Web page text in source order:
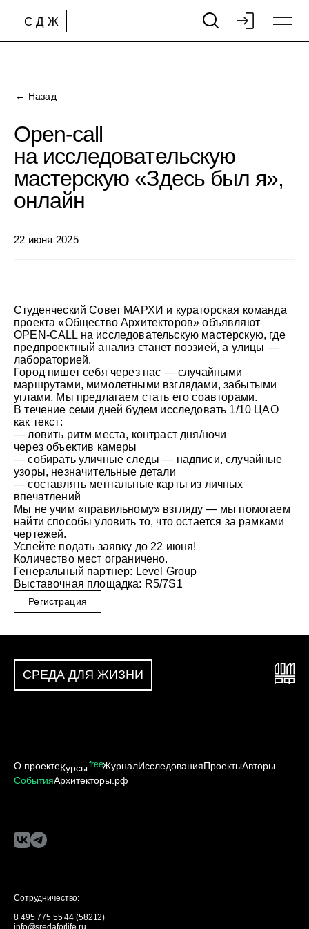
С Д Ж
← Назад
Open-call
на исследовательскую
мастерскую «Здесь был я»,
онлайн
22 июня 2025
Студенческий Совет МАРХИ и кураторская команда
проекта «Общество Архитекторов» объявляют
OPEN-CALL на исследовательскую мастерскую, где
предпроектный анализ станет поэзией, а улицы —
лабораторией.
Город пишет себя через нас — случайными
маршрутами, мимолетными взглядами, забытыми
углами. Мы предлагаем стать его соавторами.
В течение семи дней будем исследовать 1/10 ЦАО
как текст:
— ловить ритм места, контраст дня/ночи
через объектив камеры
— собирать уличные следы — надписи, случайные
узоры, незначительные детали
— составлять ментальные карты из личных
впечатлений
Мы не учим «правильному» взгляду — мы помогаем
найти способы уловить то, что остается за рамками
чертежей.
Успейте подать заявку до 22 июня!
Количество мест ограничено.
Генеральный партнер: Level Group
Выставочная площадка: R5/7S1
Регистрация
СРЕДА ДЛЯ ЖИЗНИ
О проектеКурсыfreeЖурналИсследованияПроектыАвторы
СобытияАрхитекторы.рф
Сотрудничество:
8 495 775 55 44 (58212)
info@sredaforlife.ru